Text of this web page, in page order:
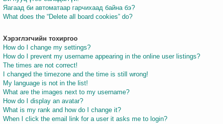
Яагаад би автоматаар гарчихаад байна бэ?
What does the “Delete all board cookies” do?
Хэрэглэгчийн тохиргоо
How do I change my settings?
How do I prevent my username appearing in the online user listings?
The times are not correct!
I changed the timezone and the time is still wrong!
My language is not in the list!
What are the images next to my username?
How do I display an avatar?
What is my rank and how do I change it?
When I click the email link for a user it asks me to login?